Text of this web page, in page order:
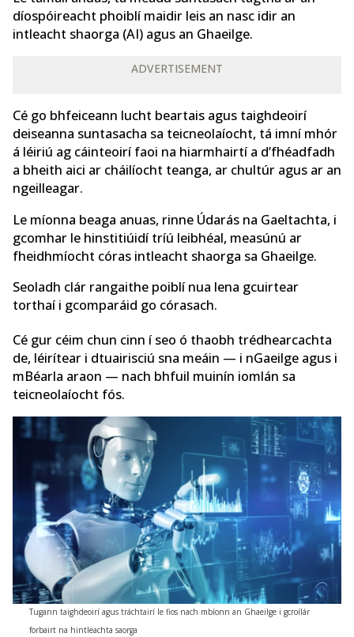
díospóireacht phoiblí maidir leis an nasc idir an
intleacht shaorga (AI) agus an Ghaeilge.
ADVERTISEMENT
Cé go bhfeiceann lucht beartais agus taighdeoirí
deiseanna suntasacha sa teicneolaíocht, tá imní mhór
á léiriú ag cáinteoirí faoi na hiarmhairtí a d’fhéadfadh
a bheith aici ar cháilíocht teanga, ar chultúr agus ar an
ngeilleagar.
Le míonna beaga anuas, rinne Údarás na Gaeltachta, i
gcomhar le hinstitiúidí tríú leibhéal, measúnú ar
fheidhmíocht córas intleacht shaorga sa Ghaeilge.
Seoladh clár rangaithe poiblí nua lena gcuirtear
torthaí i gcomparáid go córasach.
Cé gur céim chun cinn í seo ó thaobh trédhearcachta
de, léirítear i dtuairisciú sna meáin — i nGaeilge agus i
mBéarla araon — nach bhfuil muinín iomlán sa
teicneolaíocht fós.
Tugann taighdeoirí agus tráchtairí le fios nach mbíonn an Ghaeilge i gcroílár
forbairt na hintleachta saorga